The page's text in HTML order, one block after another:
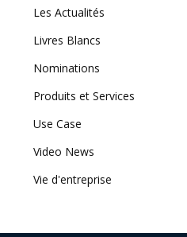
Les Actualités
Livres Blancs
Nominations
Produits et Services
Use Case
Video News
Vie d'entreprise